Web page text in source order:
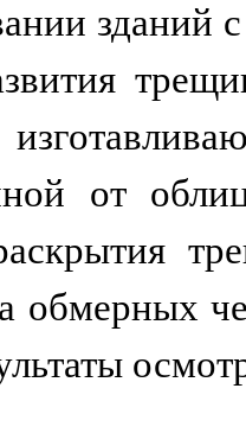
зданий
от
обмерных